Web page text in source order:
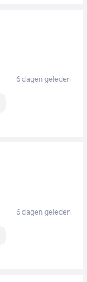
6 dagen geleden
6 dagen geleden